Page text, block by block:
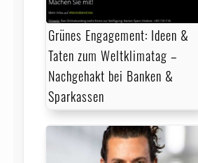
Grünes Engagement: Ideen &
Taten zum Weltklimatag –
Nachgehakt bei Banken &
Sparkassen